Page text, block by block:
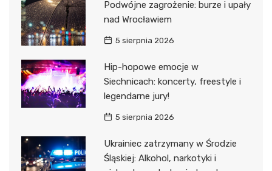
Podwójne zagrożenie: burze i upały
nad Wrocławiem
5 sierpnia 2026
Hip-hopowe emocje w
Siechnicach: koncerty, freestyle i
legendarne jury!
5 sierpnia 2026
Ukrainiec zatrzymany w Środzie
Śląskiej: Alkohol, narkotyki i